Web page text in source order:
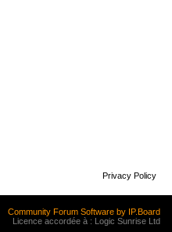
Privacy Policy
Community Forum Software by IP.Board
Licence accordée à : Logic Sunrise Ltd